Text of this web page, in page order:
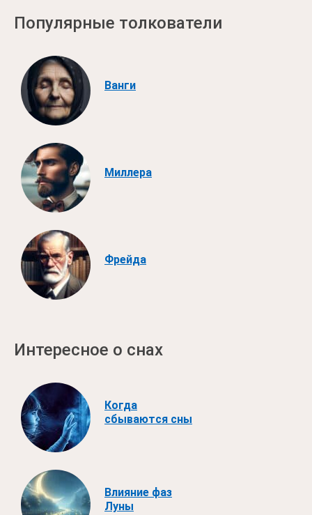
Популярные толкователи
Ванги
Миллера
Фрейда
Интересное о снах
Когда
сбываются сны
Влияние фаз
Луны